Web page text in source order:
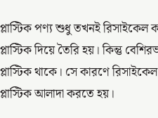
প্লাস্টিক পণ্য শুধু তখনই রিসাইকেল
প্লাস্টিক দিয়ে তৈরি হয়। কিন্তু
প্লাস্টিক থাকে। সে কারণে
প্লাস্টিক আলাদা করতে হয়।